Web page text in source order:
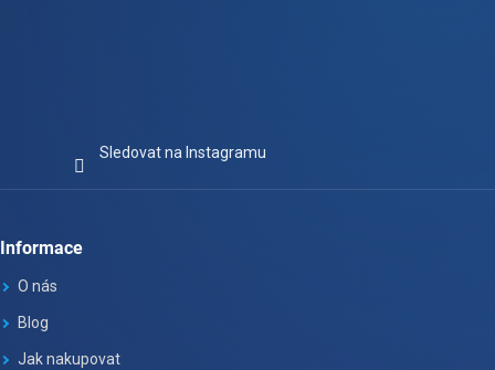
Sledovat na Instagramu
Informace
O nás
Blog
Jak nakupovat